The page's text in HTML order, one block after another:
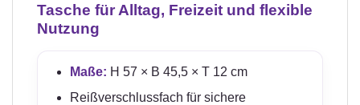
Tasche für Alltag, Freizeit und flexible
Nutzung
Maße: H 57 × B 45,5 × T 12 cm
Reißverschlussfach für sichere